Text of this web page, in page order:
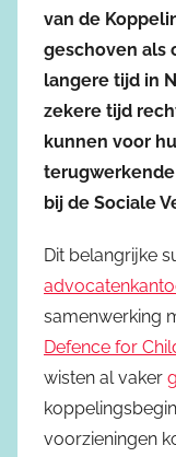
van de
geschoven als
langere tijd in
zekere tijd
kunnen voor
bij de Sociale
Dit belangrijke
samenwerking
Defence for
wisten al vaker
voorzieningen